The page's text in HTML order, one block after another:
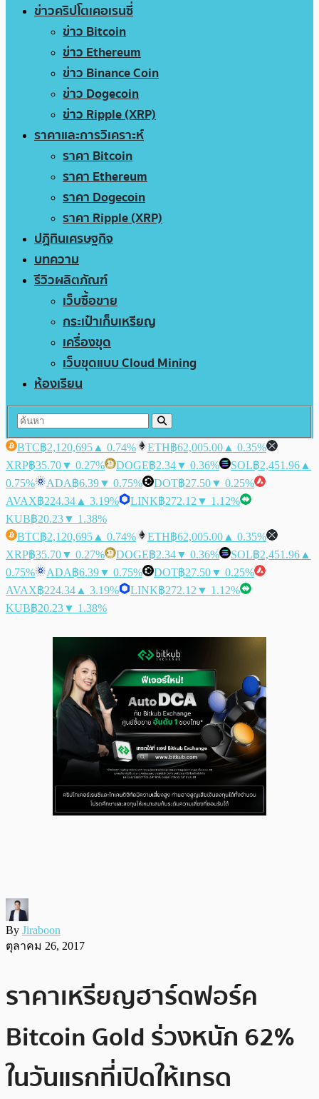
ข่าวคริปโตเคอเรนซี่
ข่าว Bitcoin
ข่าว Ethereum
ข่าว Binance Coin
ข่าว Dogecoin
ข่าว Ripple (XRP)
ราคาและการวิเคราะห์
ราคา Bitcoin
ราคา Ethereum
ราคา Dogecoin
ราคา Ripple (XRP)
ปฏิทินเศรษฐกิจ
บทความ
รีวิวผลิตภัณฑ์
เว็บซื้อขาย
กระเป๋าเก็บเหรียญ
เครื่องขุด
เว็บขุดแบบ Cloud Mining
ห้องเรียน
BTC฿2,120,695 ▲ 0.74% ETH฿62,005.00 ▲ 0.35%
XRP฿35.70▼ 0.27% DOGE฿2.34▼ 0.36% SOL฿2,451.96 ▲
0.75%
ADA฿6.39▼ 0.75% DOT฿27.50▼ 0.25%
AVAX฿224.34 ▲ 3.19% LINK฿272.12 ▼ 1.12%
KUB฿20.23▼ 1.38%
BTC฿2,120,695 ▲ 0.74% ETH฿62,005.00 ▲ 0.35%
XRP฿35.70▼ 0.27% DOGE฿2.34▼ 0.36% SOL฿2,451.96 ▲
0.75%
ADA฿6.39▼ 0.75% DOT฿27.50▼ 0.25%
AVAX฿224.34 ▲ 3.19% LINK฿272.12 ▼ 1.12%
KUB฿20.23▼ 1.38%
By Jiraboon
ตุลาคม 26, 2017
ราคาเหรียญฮาร์ดฟอร์ค
Bitcoin Gold ร่วงหนัก 62%
ในวันแรกที่เปิดให้เทรด